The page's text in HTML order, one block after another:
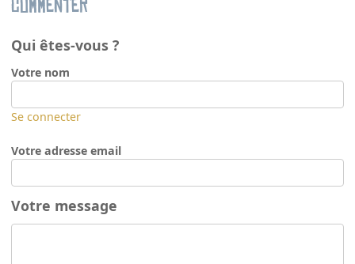
Commenter
Qui êtes-vous ?
Votre nom
Se connecter
Votre adresse email
Votre message